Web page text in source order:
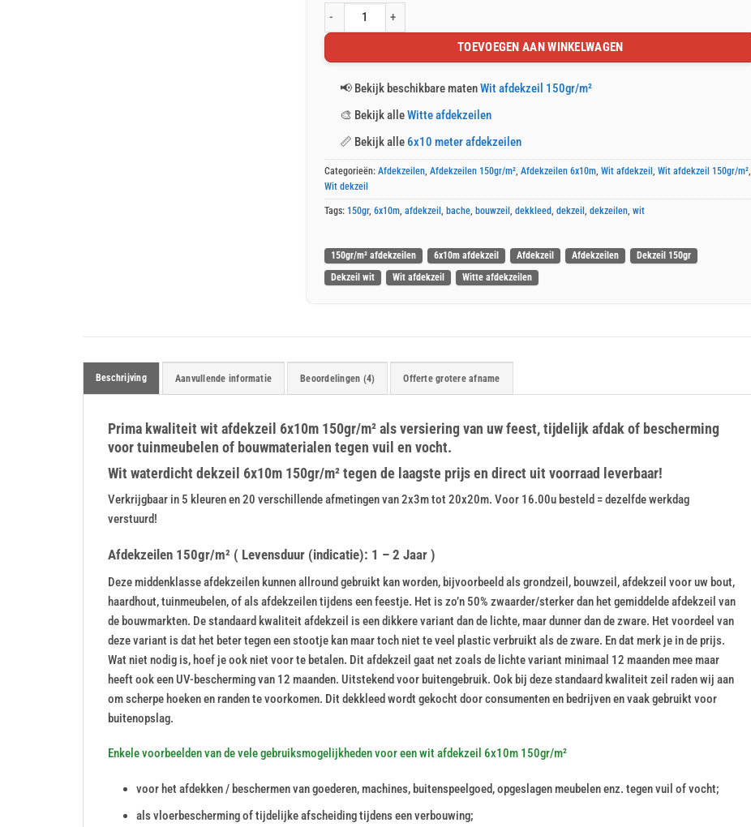
Wit afdekzeil 6x10m 150gr/m² aantal
TOEVOEGEN AAN WINKELWAGEN
📢 Bekijk beschikbare matenWit afdekzeil 150gr/m²
🎨 Bekijk alleWitte afdekzeilen
📏 Bekijk alle6x10 meter afdekzeilen
Categorieën: Afdekzeilen, Afdekzeilen 150gr/m², Afdekzeilen 6x10m, Wit afdekzeil , Wit afdekzeil 150gr/m²,
Wit dekzeil
Tags: 150gr, 6x10m, afdekzeil , bache, bouwzeil , dekkleed, dekzeil , dekzeilen, wit
150gr/m² afdekzeilen 6x10m afdekzeil Afdekzeil Afdekzeilen
Dekzeil 150gr
Dekzeil wit
Wit afdekzeil Witte afdekzeilen
Beschrijving Aanvullende informatie Beoordelingen (4) Offerte grotere afname
Prima kwaliteit wit afdekzeil 6x10m 150gr/m² als versiering van uw feest, tijdelijk afdak of bescherming
voor tuinmeubelen of bouwmaterialen tegen vuil en vocht.
Wit waterdicht dekzeil 6x10m 150gr/m² tegen de laagste prijs en direct uit voorraad leverbaar!
Verkrijgbaar in 5 kleuren en 20 verschillende afmetingen van 2x3m tot 20x20m. Voor 16.00u besteld = dezelfde werkdag
verstuurd!
Afdekzeilen 150gr/m² ( Levensduur (indicatie): 1 – 2 Jaar )
Deze middenklasse afdekzeilen kunnen allround gebruikt kan worden, bijvoorbeeld als grondzeil, bouwzeil, afdekzeil voor uw bout,
haardhout, tuinmeubelen, of als afdekzeilen tijdens een feestje. Het is zo’n 50% zwaarder/sterker dan het gemiddelde afdekzeil van
de bouwmarkten. De standaard kwaliteit afdekzeil is een dikkere variant dan de lichte, maar dunner dan de zware. Het voordeel van
deze variant is dat het beter tegen een stootje kan maar toch niet te veel plastic verbruikt als de zware. En dat merk je in de prijs.
Wat niet nodig is, hoef je ook niet voor te betalen. Dit afdekzeil gaat net zoals de lichte variant minimaal 12 maanden mee maar
heeft ook een UV-bescherming van 12 maanden. Uitstekend voor buitengebruik. Ook bij deze standaard kwaliteit zeil raden wij aan
om scherpe hoeken en randen te voorkomen. Dit dekkleed wordt gekocht door consumenten en bedrijven en vaak gebruikt voor
buitenopslag.
Enkele voorbeelden van de vele gebruiksmogelijkheden voor een wit afdekzeil 6x10m 150gr/m²
voor het afdekken / beschermen van goederen, machines, buitenspeelgoed, opgeslagen meubelen enz. tegen vuil of vocht;
als vloerbescherming of tijdelijke afscheiding tijdens een verbouwing;